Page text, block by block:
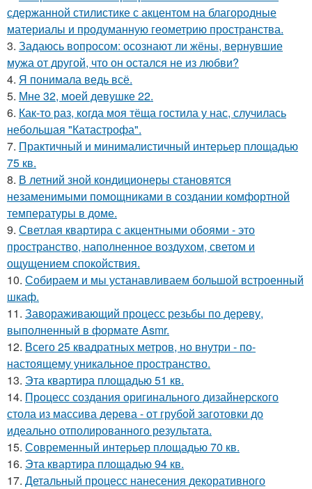
сдержанной стилистике с акцентом на благородные
материалы и продуманную геометрию пространства.
3. Задаюсь вопросом: осознают ли жёны, вернувшие
мужа от другой, что он остался не из любви?
4. Я понимала ведь всё.
5. Мне 32, моей девушке 22.
6. Как-то раз, когда моя тёща гостила у нас, случилась
небольшая "Катастрофа".
7. Практичный и минималистичный интерьер площадью
75 кв.
8. В летний зной кондиционеры становятся
незаменимыми помощниками в создании комфортной
температуры в доме.
9. Светлая квартира с акцентными обоями - это
пространство, наполненное воздухом, светом и
ощущением спокойствия.
10. Собираем и мы устанавливаем большой встроенный
шкаф.
11. Завораживающий процесс резьбы по дереву,
выполненный в формате Asmr.
12. Всего 25 квадратных метров, но внутри - по-
настоящему уникальное пространство.
13. Эта квартира площадью 51 кв.
14. Процесс создания оригинального дизайнерского
стола из массива дерева - от грубой заготовки до
идеально отполированного результата.
15. Современный интерьер площадью 70 кв.
16. Эта квартира площадью 94 кв.
17. Детальный процесс нанесения декоративного